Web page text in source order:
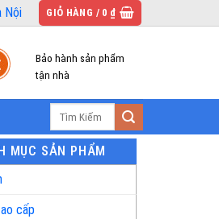
Nội GIỎ HÀNG / 0 ₫
Bảo hành sản phẩm
tận nhà
MỤC SẢN PHẨM
cấp